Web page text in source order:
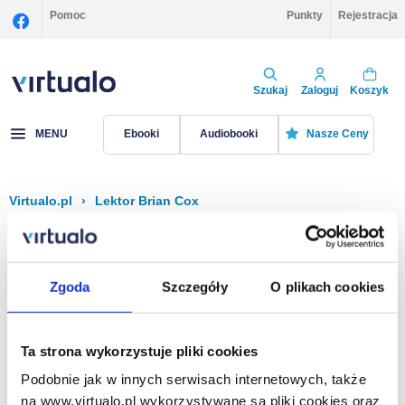
Zgoda Szczegóły O plikach cookies
Ta strona wykorzystuje pliki cookies
Podobnie jak w innych serwisach internetowych, także
na www.virtualo.pl wykorzystywane są pliki cookies oraz
Pomoc Punkty Rejestracja
Szukaj Zaloguj Koszyk
MENU Ebooki Audiobooki Nasze Ceny
Virtualo.pl › Lektor Brian Cox
Filtruj Sortuj
Na stronie